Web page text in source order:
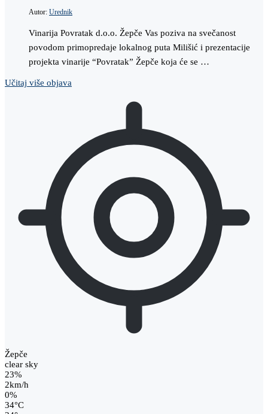
Autor: Urednik
Vinarija Povratak d.o.o. Žepče Vas poziva na svečanost
povodom primopredaje lokalnog puta Milišić i prezentacije
projekta vinarije “Povratak” Žepče koja će se …
Učitaj više objava
Žepče
clear sky
23%
2km/h
0%
34°C